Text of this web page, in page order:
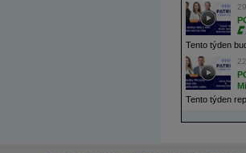
Tento týden
Tento týden